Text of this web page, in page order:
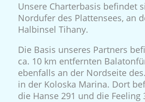
Unsere Charterbasis befindet
Nordufer des Plattensees, an
Halbinsel Tihany.
Die Basis unseres Partners
ca. 10 km entfernten
ebenfalls an der Nordseite
in der Koloska Marina. Dort
die Hanse 291 und die Feeling